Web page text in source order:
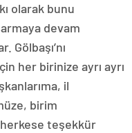
olarak bunu
devam
Gölbaşı’nı
her birinize ayrı ayrı
il
birim
teşekkür